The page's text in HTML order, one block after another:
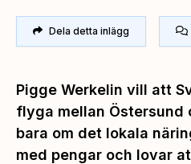
Dela detta inlägg
Pigge Werkelin vill att
flyga mellan Östersund
bara om det lokala
med pengar och lovar